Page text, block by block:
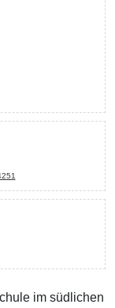
im südlichen